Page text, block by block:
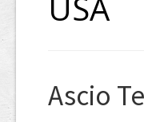
Ascio